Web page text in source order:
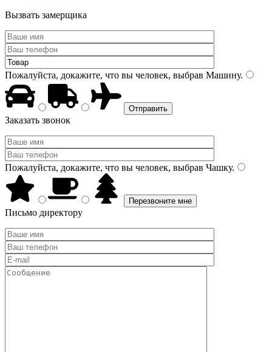
Вызвать замерщика
Пожалуйста, докажите, что вы человек, выбрав Машину.
Заказать звонок
Пожалуйста, докажите, что вы человек, выбрав Чашку.
Письмо директору